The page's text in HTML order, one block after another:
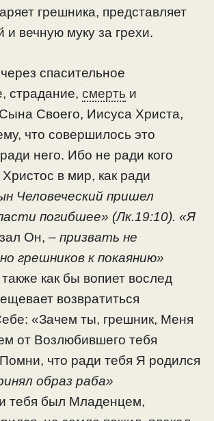
грешника, представляет
и вечную муку за грехи.
спасительное
страдание, смерть и
Своего, Иисуса Христа,
что совершилось это
него. Ибо не ради кого
в мир, как ради
Человеческий пришел
погибшее» (Лк.19:10). «Я
Он, – призвать не
грешников к покаянию»
как бы вопиет вослед
возвратиться
«Зачем ты, грешник, Меня
от Возлюбившего тебя
что ради тебя Я родился
образ раба»
тебя был Младенцем,